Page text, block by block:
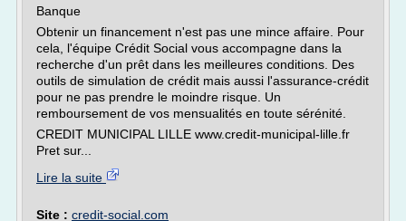
Banque
Obtenir un financement n'est pas une mince affaire. Pour
cela, l'équipe Crédit Social vous accompagne dans la
recherche d'un prêt dans les meilleures conditions. Des
outils de simulation de crédit mais aussi l'assurance-crédit
pour ne pas prendre le moindre risque. Un
remboursement de vos mensualités en toute sérénité.
CREDIT MUNICIPAL LILLE www.credit-municipal-lille.fr
Pret sur...
Lire la suite
Site : credit-social.com